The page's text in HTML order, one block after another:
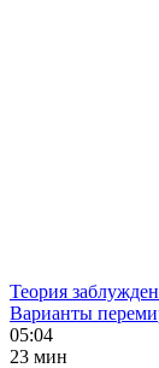
Теория
Варианты
05:04
23 мин